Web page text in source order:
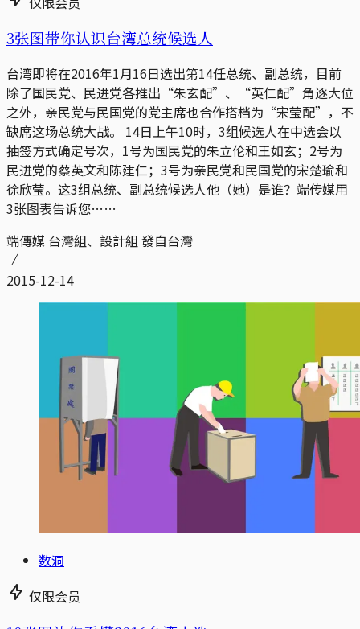
3张图带你认识台湾总统候选人
台湾即将在2016年1月16日选出第14任总统、副总统，目前
除了国民党、民进党各推出“朱玄配”、“英仁配”角逐大位
之外，亲民党与民国党的党主席也合作搭档为“宋莹配”，不
缺席这场总统大战。 14日上午10时，3组候选人在中选会以
抽签方式确定号次，1号为国民党的朱立伦和王如玄；2号为
民进党的蔡英文和陈建仁；3号为亲民党和民国党的宋楚瑜和
徐欣莹。这3组总统、副总统候选人他（她）是谁？端传媒用
3张图表告诉您……
端傳媒 台灣組、設計組 發自台灣
2015-12-14
数洞
仅限会员